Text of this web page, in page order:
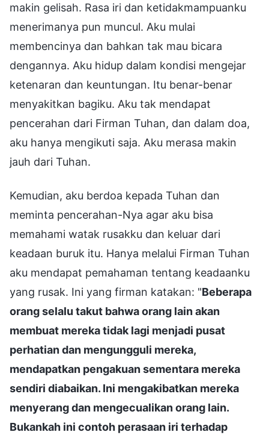
makin gelisah. Rasa iri dan ketidakmampuanku
menerimanya pun muncul. Aku mulai
membencinya dan bahkan tak mau bicara
dengannya. Aku hidup dalam kondisi mengejar
ketenaran dan keuntungan. Itu benar-benar
menyakitkan bagiku. Aku tak mendapat
pencerahan dari Firman Tuhan, dan dalam doa,
aku hanya mengikuti saja. Aku merasa makin
jauh dari Tuhan.
Kemudian, aku berdoa kepada Tuhan dan
meminta pencerahan-Nya agar aku bisa
memahami watak rusakku dan keluar dari
keadaan buruk itu. Hanya melalui Firman Tuhan
aku mendapat pemahaman tentang keadaanku
yang rusak. Ini yang firman katakan: "Beberapa
orang selalu takut bahwa orang lain akan
membuat mereka tidak lagi menjadi pusat
perhatian dan mengungguli mereka,
mendapatkan pengakuan sementara mereka
sendiri diabaikan. Ini mengakibatkan mereka
menyerang dan mengecualikan orang lain.
Bukankah ini contoh perasaan iri terhadap